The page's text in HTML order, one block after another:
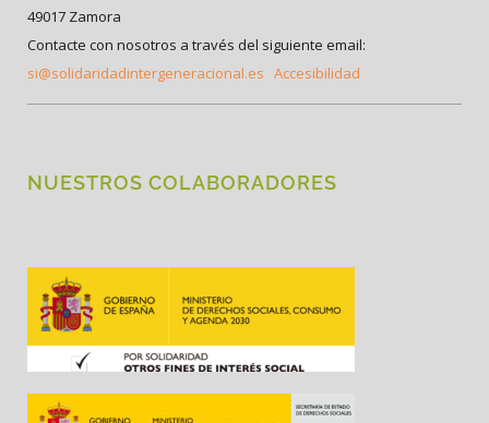
49017 Zamora
Contacte con nosotros a través del siguiente email:
si@solidaridadintergeneracional.es Accesibilidad
NUESTROS COLABORADORES